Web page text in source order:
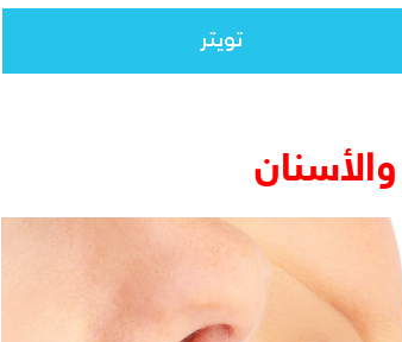
تويتر